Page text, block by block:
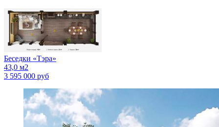
Беседки «Тэра»
43,0 м2
3 595 000 руб